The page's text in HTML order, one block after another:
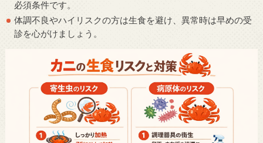
必須条件です。
体調不良やハイリスクの方は生食を避け、異常時は早めの受
診を心がけましょう。